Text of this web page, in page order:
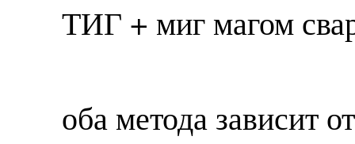
ТИГ + миг магом
оба метода зависит